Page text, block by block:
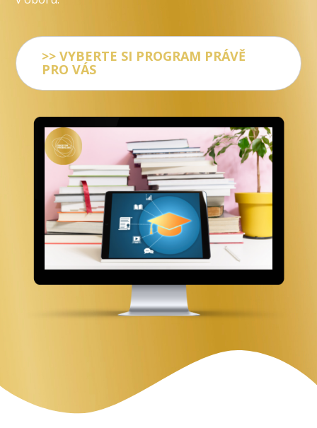
>> VYBERTE SI PROGRAM PRÁVĚ
PRO VÁS